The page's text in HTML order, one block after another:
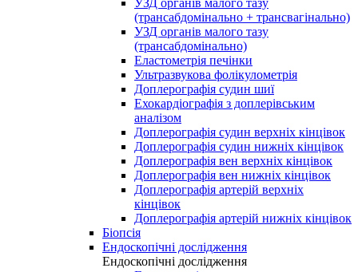
УЗД органів малого тазу
(трансабдомінально + трансвагінально)
УЗД органів малого тазу
(трансабдомінально)
Еластометрія печінки
Ультразвукова фолікулометрія
Доплерографія судин шиї
Ехокардіографія з доплерівським
аналізом
Доплерографія судин верхніх кінцівок
Доплерографія судин нижніх кінцівок
Доплерографія вен верхніх кінцівок
Доплерографія вен нижніх кінцівок
Доплерографія артерій верхніх
кінцівок
Доплерографія артерій нижніх кінцівок
Біопсія
Ендоскопічні дослідження
Ендоскопічні дослідження